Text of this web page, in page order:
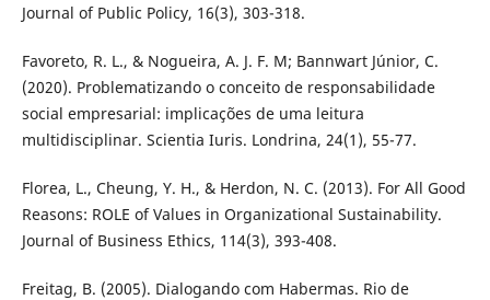
Journal of Public Policy, 16(3), 303-318.
Favoreto, R. L., & Nogueira, A. J. F. M; Bannwart Júnior, C.
(2020). Problematizando o conceito de responsabilidade
social empresarial: implicações de uma leitura
multidisciplinar. Scientia Iuris. Londrina, 24(1), 55-77.
Florea, L., Cheung, Y. H., & Herdon, N. C. (2013). For All Good
Reasons: ROLE of Values in Organizational Sustainability.
Journal of Business Ethics, 114(3), 393-408.
Freitag, B. (2005). Dialogando com Habermas. Rio de